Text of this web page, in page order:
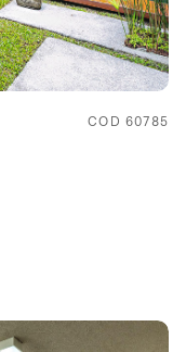
COD 60785